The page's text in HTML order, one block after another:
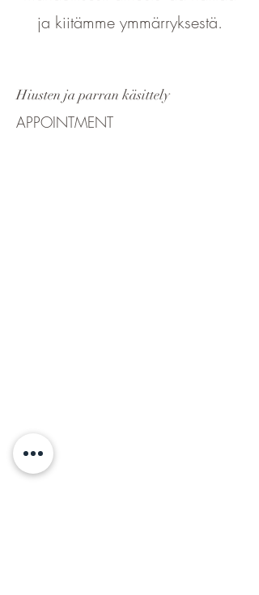
ja kiitämme ymmärryksestä.
Hiusten ja parran käsittely
APPOINTMENT